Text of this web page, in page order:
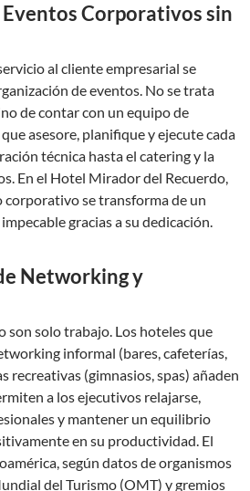
Corporativos sin
al cliente empresarial se
de eventos. No se trata
de contar con un equipo de
asesore, planifique y ejecute cada
técnica hasta el catering y la
En el Hotel Mirador del Recuerdo,
corporativo se transforma de un
gracias a su dedicación.
Networking y
son solo trabajo. Los hoteles que
informal (bares, cafeterías,
recreativas (gimnasios, spas) añaden
a los ejecutivos relajarse,
y mantener un equilibrio
en su productividad. El
según datos de organismos
del Turismo (OMT) y gremios